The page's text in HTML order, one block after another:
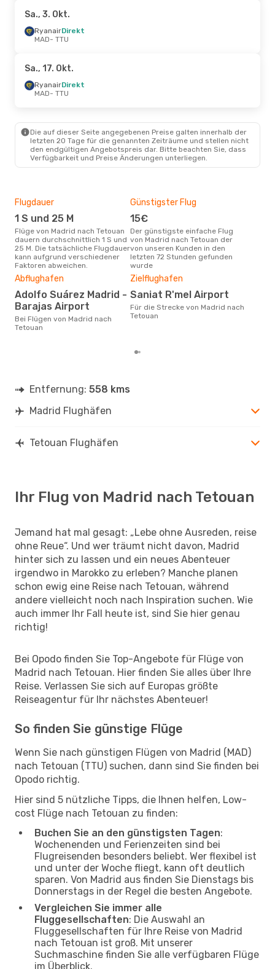
RyanairDirekt
TTU- MAD
Royal Air Maroc
MAD - TTU
Royal Air Maroc
TTU- MAD
Do., 1. Okt.- Sa., 3. Okt.
Royal Air Maroc1 Zwischenstopp
MAD- TTU
RyanairDirekt
TTU- MAD
Sa., 3. Okt.
RyanairDirekt
MAD- TTU
Sa., 17. Okt.
RyanairDirekt
MAD- TTU
Die auf dieser Seite angegebenen Preise galten innerhalb der
letzten 20 Tage für die genannten Zeiträume und stellen nicht
den endgültigen Angebotspreis dar. Bitte beachten Sie, dass
Verfügbarkeit und Preise Änderungen unterliegen.
Flugdauer
1 S und 25 M
Flüge von Madrid nach Tetouan
dauern durchschnittlich 1 S und
25 M. Die tatsächliche Flugdauer
kann aufgrund verschiedener
Faktoren abweichen.
Günstigster Flug
15€
Der günstigste einfache Flug
von Madrid nach Tetouan der
von unseren Kunden in den
letzten 72 Stunden gefunden
wurde
Abflughafen
Adolfo Suárez Madrid -
Barajas Airport
Bei Flügen von Madrid nach
Tetouan
Zielflughafen
Saniat R'mel Airport
Für die Strecke von Madrid nach
Tetouan
Entfernung: 558 kms
Madrid Flughäfen
Tetouan Flughäfen
Ihr Flug von Madrid nach Tetouan
Jemand hat mal gesagt: „Lebe ohne Ausreden, reise
ohne Reue“. Und wer träumt nicht davon, Madrid
hinter sich zu lassen und ein neues Abenteuer
irgendwo in Marokko zu erleben? Manche planen
schon ewig eine Reise nach Tetouan, während
andere vielleicht noch nach Inspiration suchen. Wie
auch immer Ihr Fall heute ist, sind Sie hier genau
richtig!
Bei Opodo finden Sie Top-Angebote für Flüge von
Madrid nach Tetouan. Hier finden Sie alles über Ihre
Reise. Verlassen Sie sich auf Europas größte
Reiseagentur für Ihr nächstes Abenteuer!
So finden Sie günstige Flüge
Wenn Sie nach günstigen Flügen von Madrid (MAD)
nach Tetouan (TTU) suchen, dann sind Sie finden bei
Opodo richtig.
Hier sind 5 nützliche Tipps, die Ihnen helfen, Low-
cost Flüge nach Tetouan zu finden:
Buchen Sie an den günstigsten Tagen:
Wochenenden und Ferienzeiten sind bei
Flugreisenden besonders beliebt. Wer flexibel ist
und unter der Woche fliegt, kann oft deutlich
sparen. Von Madrid aus finden Sie Dienstags bis
Donnerstags in der Regel die besten Angebote.
Vergleichen Sie immer alle
Fluggesellschaften: Die Auswahl an
Fluggesellschaften für Ihre Reise von Madrid
nach Tetouan ist groß. Mit unserer
Suchmaschine finden Sie alle verfügbaren Flüge
im Überblick.